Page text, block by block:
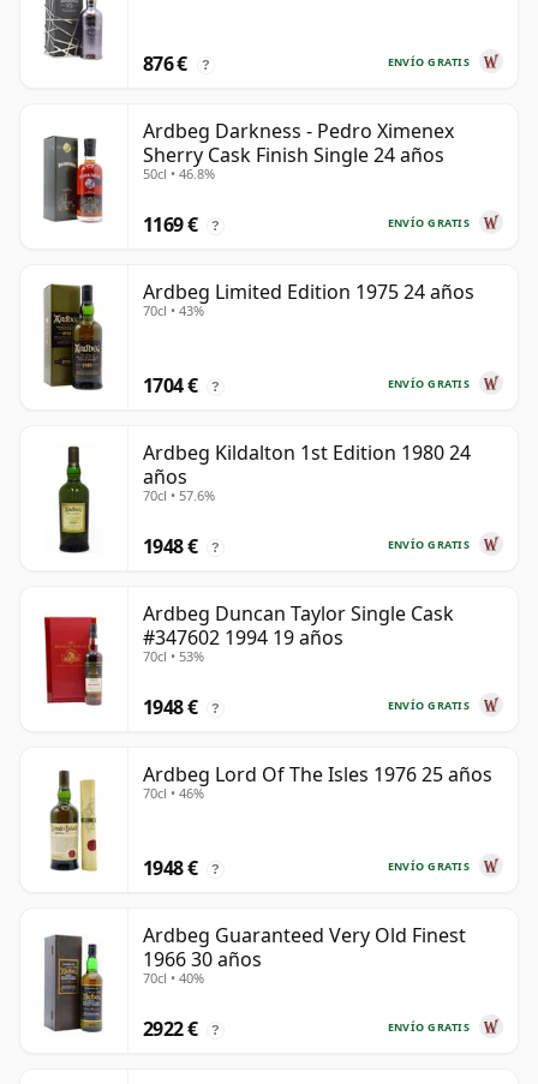
ENVÍO GRATIS
876 € ?
Ardbeg Darkness - Pedro Ximenex
Sherry Cask Finish Single 24 años
50cl • 46.8%
ENVÍO GRATIS
1169 € ?
Ardbeg Limited Edition 1975 24 años
70cl • 43%
ENVÍO GRATIS
1704 € ?
Ardbeg Kildalton 1st Edition 1980 24
años
70cl • 57.6%
ENVÍO GRATIS
1948 € ?
Ardbeg Duncan Taylor Single Cask
#347602 1994 19 años
70cl • 53%
ENVÍO GRATIS
1948 € ?
Ardbeg Lord Of The Isles 1976 25 años
70cl • 46%
ENVÍO GRATIS
1948 € ?
Ardbeg Guaranteed Very Old Finest
1966 30 años
70cl • 40%
ENVÍO GRATIS
2922 € ?